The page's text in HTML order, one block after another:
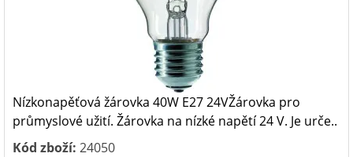
Nízkonapěťová žárovka 40W E27 24VŽárovka pro
průmyslové užití. Žárovka na nízké napětí 24 V. Je urče..
Kód zboží: 24050